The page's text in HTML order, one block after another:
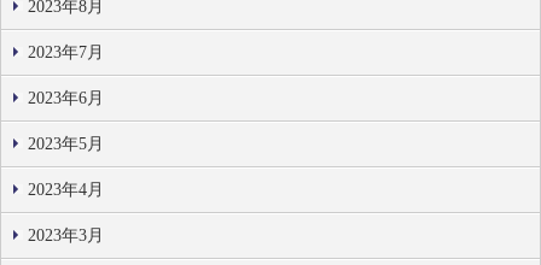
2023年8月
2023年7月
2023年6月
2023年5月
2023年4月
2023年3月